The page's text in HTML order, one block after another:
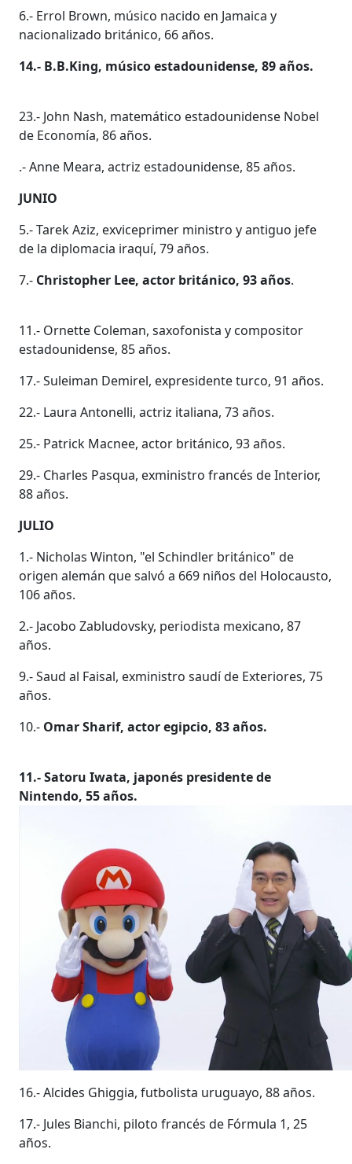
6.- Errol Brown, músico nacido en Jamaica y
nacionalizado británico, 66 años.
14.- B.B.King, músico estadounidense, 89 años.
23.- John Nash, matemático estadounidense Nobel
de Economía, 86 años.
.- Anne Meara, actriz estadounidense, 85 años.
JUNIO
5.- Tarek Aziz, exviceprimer ministro y antiguo jefe
de la diplomacia iraquí, 79 años.
7.- Christopher Lee, actor británico, 93 años.
11.- Ornette Coleman, saxofonista y compositor
estadounidense, 85 años.
17.- Suleiman Demirel, expresidente turco, 91 años.
22.- Laura Antonelli, actriz italiana, 73 años.
25.- Patrick Macnee, actor británico, 93 años.
29.- Charles Pasqua, exministro francés de Interior,
88 años.
JULIO
1.- Nicholas Winton, "el Schindler británico" de
origen alemán que salvó a 669 niños del Holocausto,
106 años.
2.- Jacobo Zabludovsky, periodista mexicano, 87
años.
9.- Saud al Faisal, exministro saudí de Exteriores, 75
años.
10.- Omar Sharif, actor egipcio, 83 años.
11.- Satoru Iwata, japonés presidente de
Nintendo, 55 años.
16.- Alcides Ghiggia, futbolista uruguayo, 88 años.
17.- Jules Bianchi, piloto francés de Fórmula 1, 25
años.